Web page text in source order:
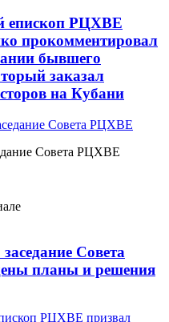
епископ РЦХВЕ
прокомментировал
бывшего
заказал
на Кубани
Совета РЦХВЕ
Совета
планы и решения